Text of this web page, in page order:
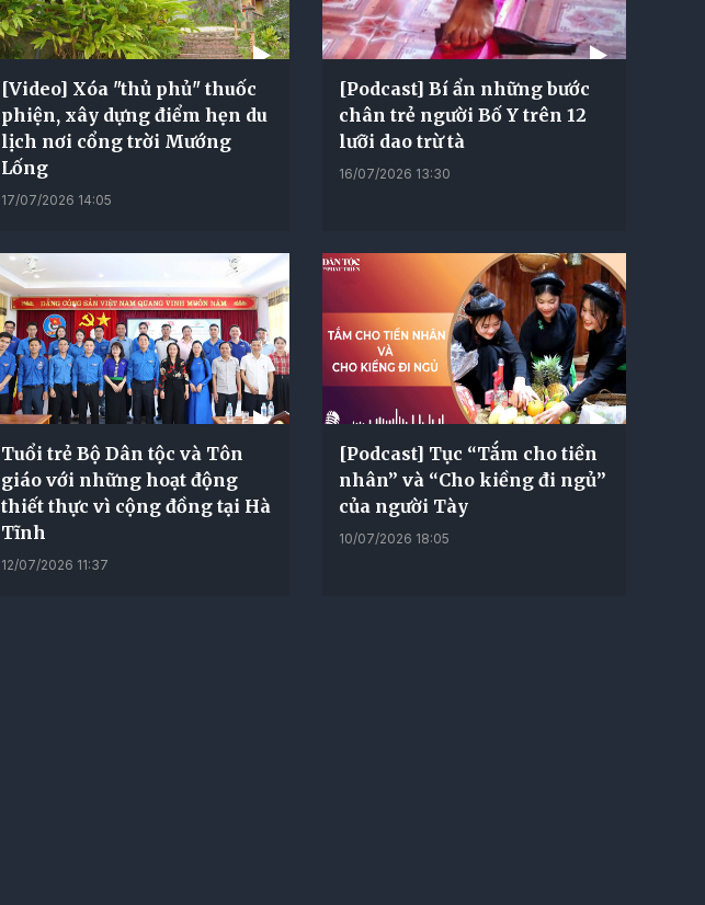
[Video] Xóa "thủ phủ" thuốc
phiện, xây dựng điểm hẹn du
lịch nơi cổng trời Mướng
Lống
17/07/2026 14:05
[Podcast] Bí ẩn những bước
chân trẻ người Bố Y trên 12
lưỡi dao trừ tà
16/07/2026 13:30
Tuổi trẻ Bộ Dân tộc và Tôn
giáo với những hoạt động
thiết thực vì cộng đồng tại Hà
Tĩnh
12/07/2026 11:37
[Podcast] Tục “Tắm cho tiền
nhân” và “Cho kiềng đi ngủ”
của người Tày
10/07/2026 18:05